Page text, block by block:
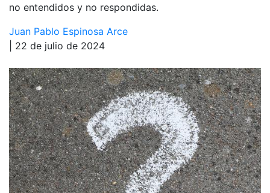
no entendidos y no respondidas.
Juan Pablo Espinosa Arce
| 22 de julio de 2024